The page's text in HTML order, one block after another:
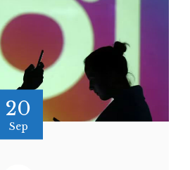
20
Sep